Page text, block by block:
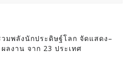
วมพลังนักประดิษฐ์โลก จัดแสดง–
ลงาน จาก 23 ประเทศ